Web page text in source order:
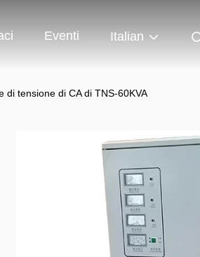
Eventi Italian
tensione di CA di TNS-60KVA